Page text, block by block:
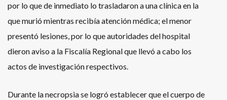
por lo que de inmediato lo trasladaron a una clínica en la
que murió mientras recibía atención médica; el menor
presentó lesiones, por lo que autoridades del hospital
dieron aviso a la Fiscalía Regional que llevó a cabo los
actos de investigación respectivos.
Durante la necropsia se logró establecer que el cuerpo de